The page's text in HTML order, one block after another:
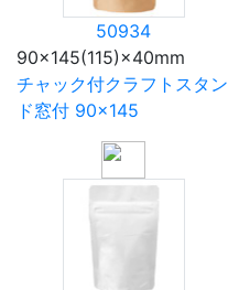
50934
90×145(115)×40mm
チャック付クラフトスタン
ド窓付 90×145